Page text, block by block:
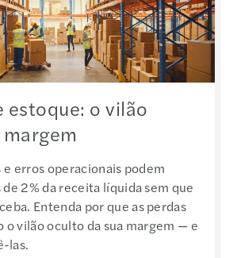
estoque: o vilão
e erros operacionais podem
2% da receita líquida sem que
Entenda por que as perdas
o vilão oculto da sua margem — e
las.